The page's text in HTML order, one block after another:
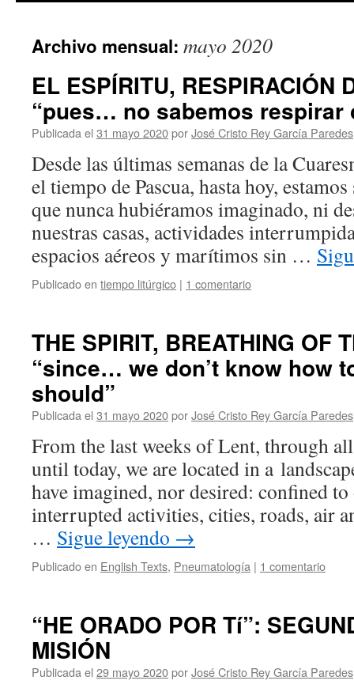
Archivo mensual: mayo 2020
EL ESPÍRITU, RESPIRACIÓN
“pues… no sabemos respirar
Publicada el 31 mayo 2020porJosé Cristo Rey García Paredes
Desde las últimas semanas de la
el tiempo de Pascua, hasta hoy,
que nunca hubiéramos imaginado, ni
nuestras casas, actividades
espacios aéreos y marítimos sin …
Publicado en tiempo litúrgico | 1 comentario
THE SPIRIT, BREATHING OF
“since… we don’t know how
should”
Publicada el 31 mayo 2020porJosé Cristo Rey García Paredes
From the last weeks of Lent, through
until today, we are located in a
have imagined, nor desired: confined
interrupted activities, cities, roads, air
… Sigue leyendo →
Publicado en English Texts, Pneumatología | 1 comentario
“HE ORADO POR Tí”:
MISIÓN
Publicada el 29 mayo 2020porJosé Cristo Rey García Paredes